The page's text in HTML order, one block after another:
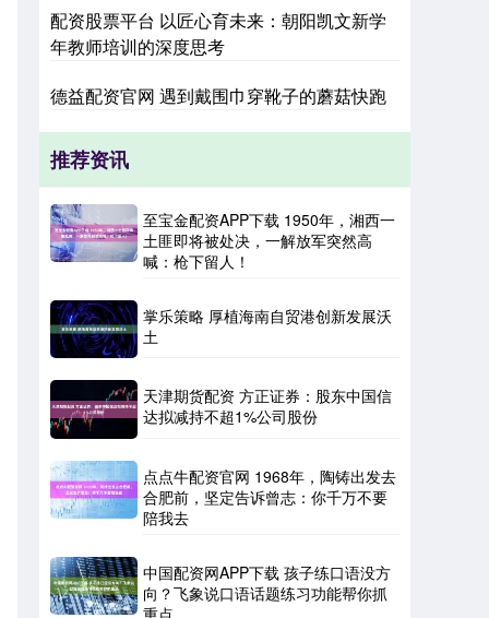
配资股票平台 以匠心育未来：朝阳凯文新学
年教师培训的深度思考
德益配资官网 遇到戴围巾穿靴子的蘑菇快跑
推荐资讯
至宝金配资APP下载 1950年，湘西一
土匪即将被处决，一解放军突然高
喊：枪下留人！
掌乐策略 厚植海南自贸港创新发展沃
土
天津期货配资 方正证券：股东中国信
达拟减持不超1%公司股份
点点牛配资官网 1968年，陶铸出发去
合肥前，坚定告诉曾志：你千万不要
陪我去
中国配资网APP下载 孩子练口语没方
向？飞象说口语话题练习功能帮你抓
重点